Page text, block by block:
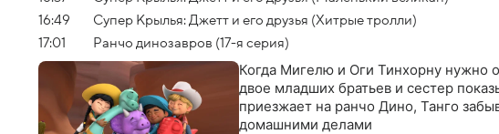
16:49
Супер Крылья: Джетт и его друзья (Хитрые тролли)
17:01
Ранчо динозавров (17-я серия)
Когда Мигелю и Оги Тинхорну нужно
двое младших братьев и сестер
приезжает на ранчо Дино, Танго
домашними делами